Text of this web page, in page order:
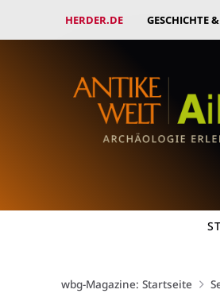
HERDER.DE GESCHICHTE
wbg-Magazine: Startseite